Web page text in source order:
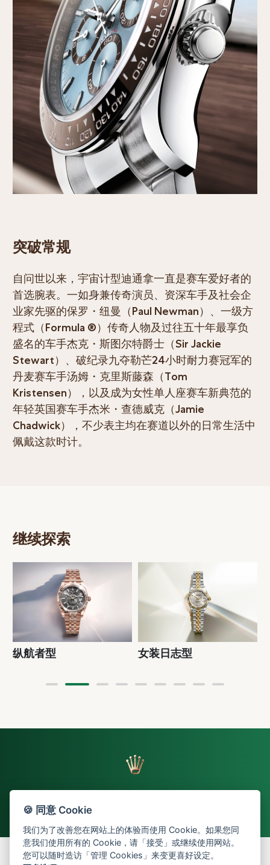
突破常规
自问世以来，宇宙计型迪通拿一直是赛车爱好者的
首选腕表。一如身兼传奇演员、资深车手及社会企
业家先驱的保罗・纽曼（Paul Newman）、一级方
程式（Formula ®）传奇人物及过往五十年最享负
盛名的车手杰克・斯图尔特爵士（Sir Jackie
Stewart）、破纪录九夺勒芒24小时耐力赛冠军的
丹麦赛车手汤姆・克里斯藤森（Tom
Kristensen），以及成为女性单人座赛车新典范的
年轻英国赛车手杰米・查德威克（Jamie
Chadwick），不少表主均在赛道以外的日常生活中
佩戴这款时计。
继续探索
纵航者型 女装日志型
返回页首
🍪 同意 Cookie
我们为了改善您在网站上的体验而使用 Cookie。如果您同
意我们使用所有的 Cookie，请「接受」或继续使用网站。
您可以随时造访「管理 Cookies」来变更喜好设定。